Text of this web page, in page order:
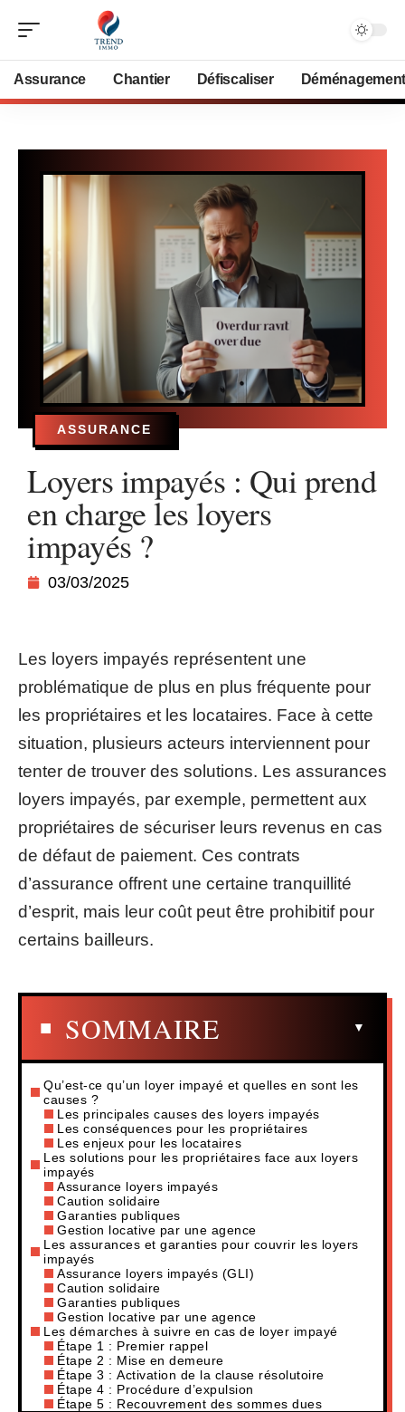
Assurance Chantier Défiscaliser Déménagement
ASSURANCE
Loyers impayés : Qui prend
en charge les loyers
impayés ?
03/03/2025
Les loyers impayés représentent une
problématique de plus en plus fréquente pour
les propriétaires et les locataires. Face à cette
situation, plusieurs acteurs interviennent pour
tenter de trouver des solutions. Les assurances
loyers impayés, par exemple, permettent aux
propriétaires de sécuriser leurs revenus en cas
de défaut de paiement. Ces contrats
d’assurance offrent une certaine tranquillité
d’esprit, mais leur coût peut être prohibitif pour
certains bailleurs.
SOMMAIRE
Qu’est-ce qu’un loyer impayé et quelles en sont les
causes ?
Les principales causes des loyers impayés
Les conséquences pour les propriétaires
Les enjeux pour les locataires
Les solutions pour les propriétaires face aux loyers
impayés
Assurance loyers impayés
Caution solidaire
Garanties publiques
Gestion locative par une agence
Les assurances et garanties pour couvrir les loyers
impayés
Assurance loyers impayés (GLI)
Caution solidaire
Garanties publiques
Gestion locative par une agence
Les démarches à suivre en cas de loyer impayé
Étape 1 : Premier rappel
Étape 2 : Mise en demeure
Étape 3 : Activation de la clause résolutoire
Étape 4 : Procédure d’expulsion
Étape 5 : Recouvrement des sommes dues